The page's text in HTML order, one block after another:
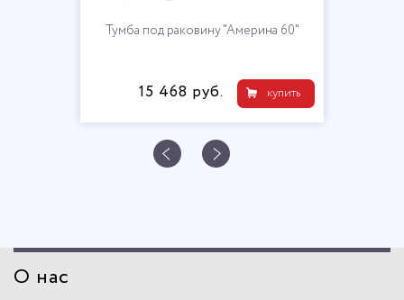
Тумба под раковину "Америна 60"
купить
15 468 руб.
О нас